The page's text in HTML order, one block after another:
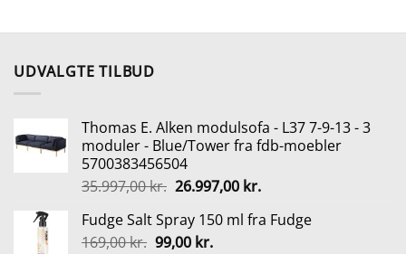
245,00 kr..
kr..
UDVALGTE TILBUD
Thomas E. Alken modulsofa - L37 7-9-13 - 3
moduler - Blue/Tower fra fdb-moebler
5700383456504
35.997,00kr. Den
pris
var:
26.997,00 kr.Den
pris
Fudge Salt Spray 150 ml fra Fudge
169,00kr. Den
99,00 kr.Den